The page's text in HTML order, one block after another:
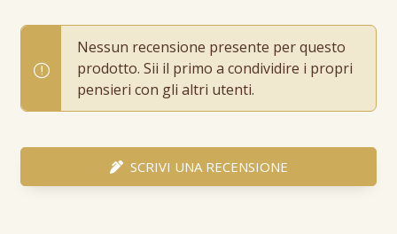
Nessun recensione presente per questo
prodotto. Sii il primo a condividire i propri
pensieri con gli altri utenti.
SCRIVI UNA RECENSIONE